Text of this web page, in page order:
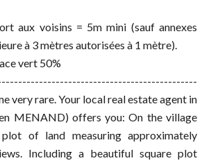
aux voisins = 5m mini (sauf annexes
à 3 mètres autorisées à 1 mètre).
vert 50%
very rare. Your local real estate agent in
MENAND) offers you: On the village
of land measuring approximately
Including a beautiful square plot